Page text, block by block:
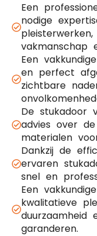
Een
nodige
vakmanschap
Een
en perfect
zichtbare
De stukadoor
advies over
materialen
Dankzij de
ervaren
snel en
Een
kwalitatieve
duurzaamheid
garanderen.